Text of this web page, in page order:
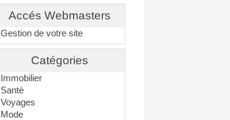
Accés Webmasters
Gestion de votre site
Catégories
Immobilier
Santé
Voyages
Mode